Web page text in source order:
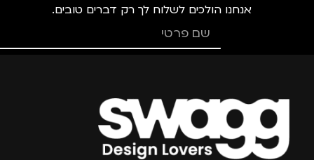
אנחנו הולכים לשלוח לך רק דברים טובים.
צרפו אותי למועדון